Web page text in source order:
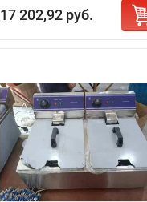
17 202,92 руб.